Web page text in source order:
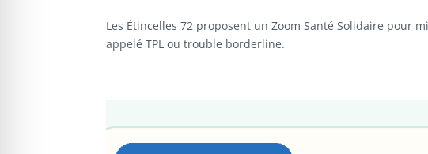
Les Étincelles 72 proposent un Zoom Santé Solidaire pour
appelé TPL ou trouble borderline.